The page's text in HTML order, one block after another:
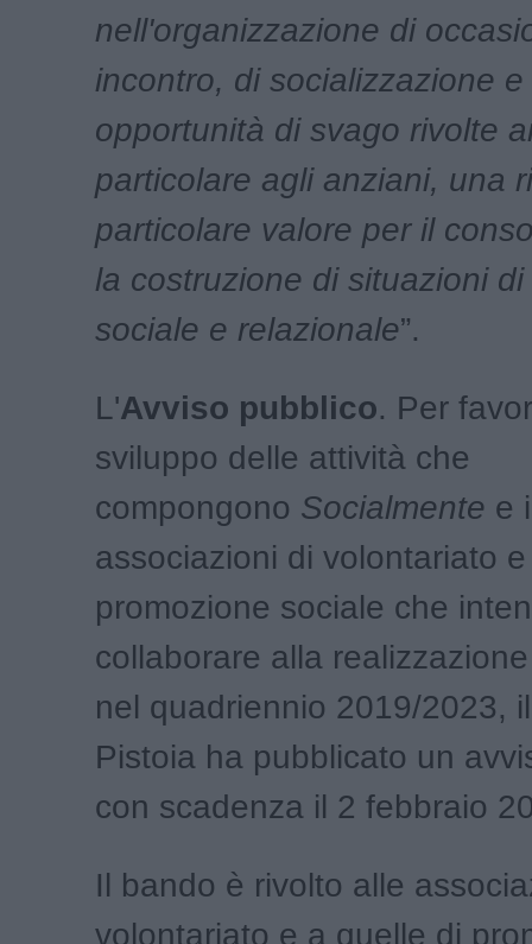
nell'organizzazione di
incontro, di socializzazione
opportunità di svago rivolte
particolare agli anziani, una
particolare valore per il
la costruzione di situazioni
sociale e relazionale”.
L'Avviso pubblico. Per
sviluppo delle attività che
compongono Socialmente e
associazioni di volontariato
promozione sociale che
collaborare alla
nel quadriennio 2019/2023,
Pistoia ha pubblicato un
con scadenza il 2 febbraio
Il bando è rivolto alle
volontariato e a quelle di